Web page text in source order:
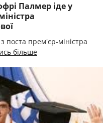
Палмер іде у
поста прем'єр-міністра
більше